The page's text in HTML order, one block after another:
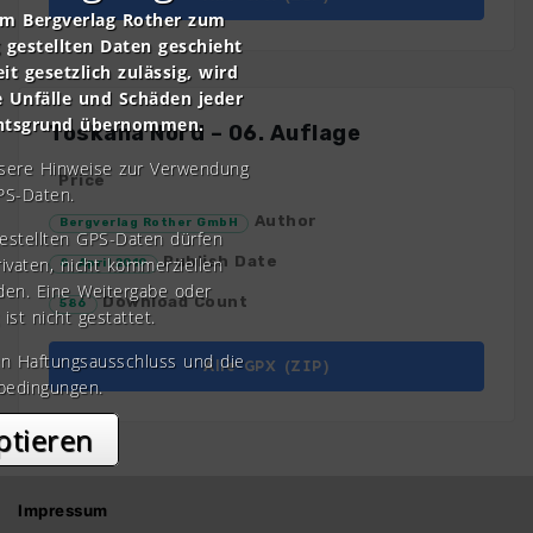
Toskana Nord – 06. Auflage
Price
Bergverlag Rother GmbH Author
8. April 2019 Publish Date
586 Download Count
Alle GPX (ZIP)
Impressum
Bergverlag Rother zum
Daten geschieht
gesetzlich zulässig, wird
und Schäden jeder
übernommen.
Hinweise zur Verwendung
Daten.
GPS-Daten dürfen
nicht kommerziellen
Eine Weitergabe oder
ist nicht gestattet.
Haftungsausschluss und die